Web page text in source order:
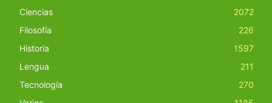
Ciencias
2072
Filosofía
226
Historia
1597
Lengua
211
Tecnología
270